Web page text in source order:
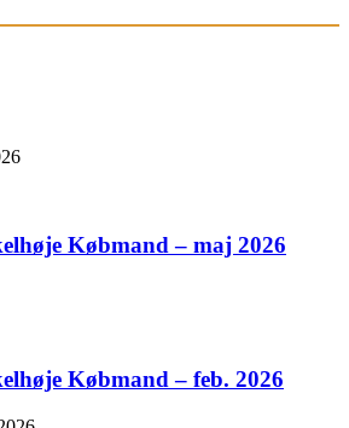
Købmand – maj 2026
Købmand – feb. 2026